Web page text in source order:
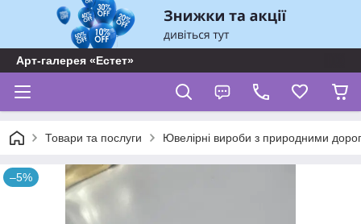
Арт-галерея «Естет»
Товари та послуги Ювелірні вироби з природними
–5%